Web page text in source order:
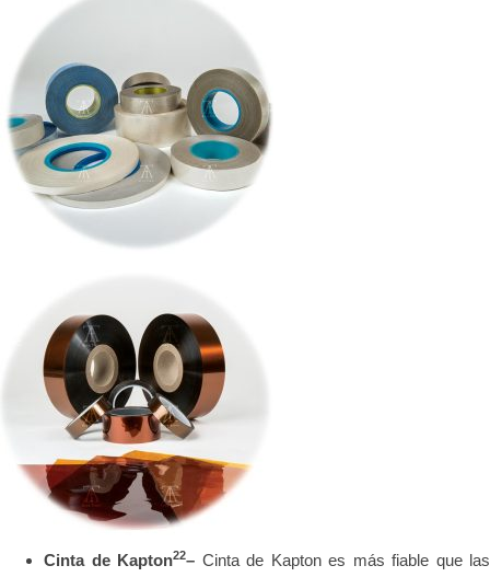
Cinta de Kapton22– Cinta de Kapton es más fiable que las